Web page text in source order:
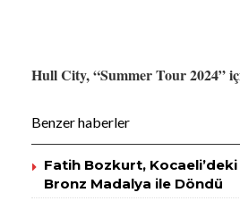
Hull City, “Summer Tour 2024”
Benzer haberler
Fatih Bozkurt,
Bronz Madalya ile Döndü